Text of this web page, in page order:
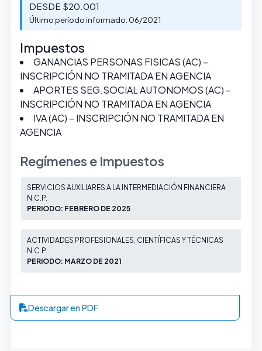
DESDE $20.001
Último período informado: 06/2021
Impuestos
GANANCIAS PERSONAS FISICAS (AC) –
INSCRIPCIÓN NO TRAMITADA EN AGENCIA
APORTES SEG.SOCIAL AUTONOMOS (AC) –
INSCRIPCIÓN NO TRAMITADA EN AGENCIA
IVA (AC) – INSCRIPCIÓN NO TRAMITADA EN
AGENCIA
Regímenes e Impuestos
SERVICIOS AUXILIARES A LA INTERMEDIACIÓN FINANCIERA
N.C.P.
PERIODO: FEBRERO DE 2025
ACTIVIDADES PROFESIONALES, CIENTÍFICAS Y TÉCNICAS
N.C.P.
PERIODO: MARZO DE 2021
Descargar en PDF